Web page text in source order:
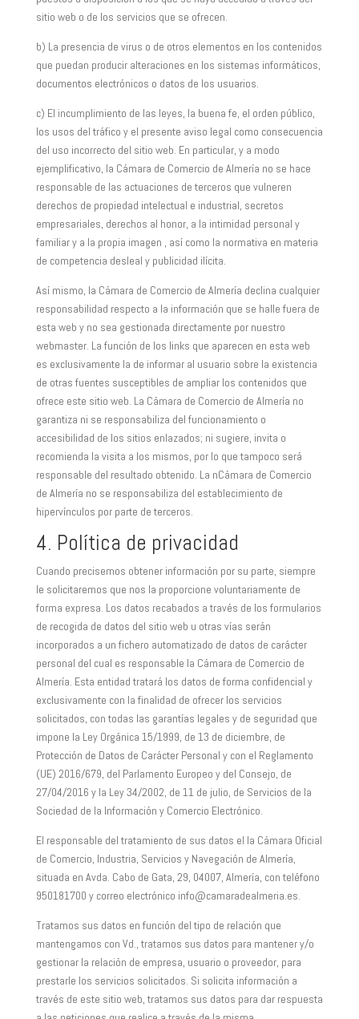
sitio web o de los servicios que se ofrecen.
b) La presencia de virus o de otros elementos en los contenidos
que puedan producir alteraciones en los sistemas informáticos,
documentos electrónicos o datos de los usuarios.
c) El incumplimiento de las leyes, la buena fe, el orden público,
los usos del tráfico y el presente aviso legal como consecuencia
del uso incorrecto del sitio web. En particular, y a modo
ejemplificativo, la Cámara de Comercio de Almería no se hace
responsable de las actuaciones de terceros que vulneren
derechos de propiedad intelectual e industrial, secretos
empresariales, derechos al honor, a la intimidad personal y
familiar y a la propia imagen , así como la normativa en materia
de competencia desleal y publicidad ilícita.
Así mismo, la Cámara de Comercio de Almería declina cualquier
responsabilidad respecto a la información que se halle fuera de
esta web y no sea gestionada directamente por nuestro
webmaster. La función de los links que aparecen en esta web
es exclusivamente la de informar al usuario sobre la existencia
de otras fuentes susceptibles de ampliar los contenidos que
ofrece este sitio web. La Cámara de Comercio de Almería no
garantiza ni se responsabiliza del funcionamiento o
accesibilidad de los sitios enlazados; ni sugiere, invita o
recomienda la visita a los mismos, por lo que tampoco será
responsable del resultado obtenido. La nCámara de Comercio
de Almería no se responsabiliza del establecimiento de
hipervínculos por parte de terceros.
4. Política de privacidad
Cuando precisemos obtener información por su parte, siempre
le solicitaremos que nos la proporcione voluntariamente de
forma expresa. Los datos recabados a través de los formularios
de recogida de datos del sitio web u otras vías serán
incorporados a un fichero automatizado de datos de carácter
personal del cual es responsable la Cámara de Comercio de
Almería. Esta entidad tratará los datos de forma confidencial y
exclusivamente con la finalidad de ofrecer los servicios
solicitados, con todas las garantías legales y de seguridad que
impone la Ley Orgánica 15/1999, de 13 de diciembre, de
Protección de Datos de Carácter Personal y con el Reglamento
(UE) 2016/679, del Parlamento Europeo y del Consejo, de
27/04/2016 y la Ley 34/2002, de 11 de julio, de Servicios de la
Sociedad de la Información y Comercio Electrónico.
El responsable del tratamiento de sus datos el la Cámara Oficial
de Comercio, Industria, Servicios y Navegación de Almería,
situada en Avda. Cabo de Gata, 29, 04007, Almería, con teléfono
950181700 y correo electrónico info@camaradealmeria.es.
Tratamos sus datos en función del tipo de relación que
mantengamos con Vd., tratamos sus datos para mantener y/o
gestionar la relación de empresa, usuario o proveedor, para
prestarle los servicios solicitados. Si solicita información a
través de este sitio web, tratamos sus datos para dar respuesta